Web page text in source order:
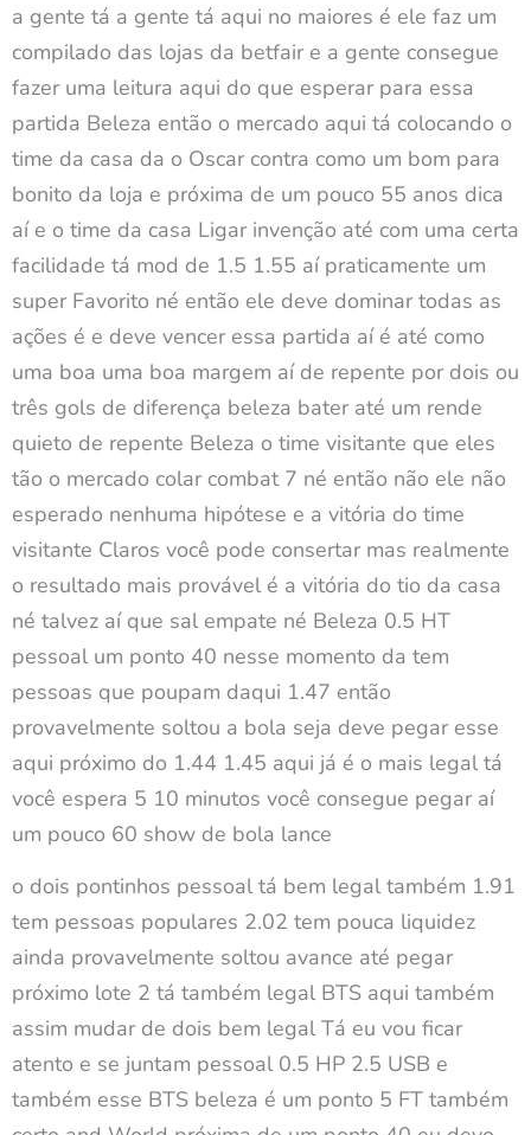
a gente tá a gente tá aqui no maiores é ele faz um
compilado das lojas da betfair e a gente consegue
fazer uma leitura aqui do que esperar para essa
partida Beleza então o mercado aqui tá colocando o
time da casa da o Oscar contra como um bom para
bonito da loja e próxima de um pouco 55 anos dica
aí e o time da casa Ligar invenção até com uma certa
facilidade tá mod de 1.5 1.55 aí praticamente um
super Favorito né então ele deve dominar todas as
ações é e deve vencer essa partida aí é até como
uma boa uma boa margem aí de repente por dois ou
três gols de diferença beleza bater até um rende
quieto de repente Beleza o time visitante que eles
tão o mercado colar combat 7 né então não ele não
esperado nenhuma hipótese e a vitória do time
visitante Claros você pode consertar mas realmente
o resultado mais provável é a vitória do tio da casa
né talvez aí que sal empate né Beleza 0.5 HT
pessoal um ponto 40 nesse momento da tem
pessoas que poupam daqui 1.47 então
provavelmente soltou a bola seja deve pegar esse
aqui próximo do 1.44 1.45 aqui já é o mais legal tá
você espera 5 10 minutos você consegue pegar aí
um pouco 60 show de bola lance
o dois pontinhos pessoal tá bem legal também 1.91
tem pessoas populares 2.02 tem pouca liquidez
ainda provavelmente soltou avance até pegar
próximo lote 2 tá também legal BTS aqui também
assim mudar de dois bem legal Tá eu vou ficar
atento e se juntam pessoal 0.5 HP 2.5 USB e
também esse BTS beleza é um ponto 5 FT também